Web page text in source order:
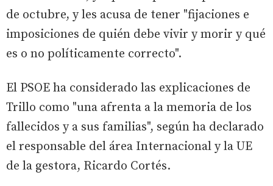
de octubre, y les acusa de tener "fijaciones e
imposiciones de quién debe vivir y morir y qué
es o no políticamente correcto".
El PSOE ha considerado las explicaciones de
Trillo como "una afrenta a la memoria de los
fallecidos y a sus familias", según ha declarado
el responsable del área Internacional y la UE
de la gestora, Ricardo Cortés.